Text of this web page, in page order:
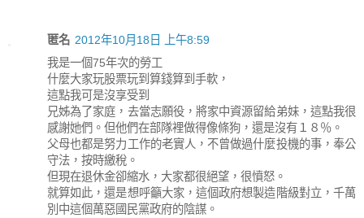
匿名 2012年10月18日 上午8:59
我是一個75年次的勞工
什麼大家玩股票玩到算錢算到手軟，
這點我可是沒享受到
兄姊為了家庭，去當志願役，將家中資源留給弟妹，這點我很
感謝她們。但他們在部隊裡做得像條狗，還是沒有１８％。
父母也都是努力工作的老實人，不曾做過什麼投機的事，奉公
守法，按時繳稅。
但現在退休金卻縮水，大家都很絕望，很憤怒。
就算如此，還是想呼籲大家，這個政府想製造階級對立，千萬
別中這個萬惡國民黨政府的陰謀。